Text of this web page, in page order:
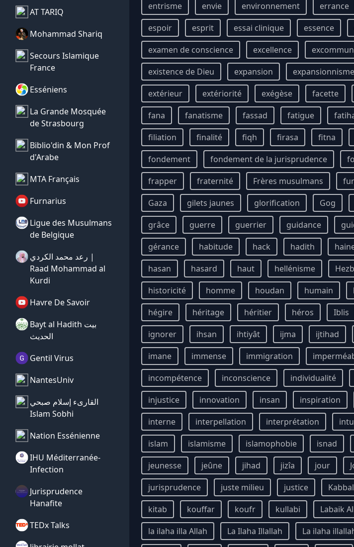
AT TARIQ
Mohammad Shariq
Secours Islamique
France
Esséniens
La Grande Mosquée
de Strasbourg
Biblio'din & Mon Prof
d'Arabe
MTA Français
Furnarius
Ligue des Musulmans
de Belgique
رعد محمد الكردي |
Raad Mohammad al
Kurdi
Havre De Savoir
Bayt al Hadith بيت
الحديث
Gentil Virus
NantesUniv
القارىء إسلام صبحي
Islam Sobhi
Nation Essénienne
IHU Méditerranée-
Infection
Jurisprudence
Hanafite
TEDx Talks
entrisme
envie environnement errance
espoir
esprit essai clinique essence
examen de conscience
excellence
existence de Dieu
expansion expansionnisme
extérieur
extériorité exégèse facette
fana
fanatisme fassad fatigue
filiation
finalité fiqh firasa fitna
fondement
fondement de la jurisprudence
frapper
fraternité Frères musulmans
Gaza
gilets jaunes glorification Gog
grâce
guerre guerrier guidance
gérance
habitude hack hadith
hasan
hasard haut hellénisme
historicité
homme houdan humain
hégire
héritage héritier héros Iblis
ignorer
ihsan ihtiyât ijma ijtihad
imane
immense immigration
incompétence
inconscience individualité
injustice
innovation insan inspiration
interne
interpellation interprétation
islam
islamisme islamophobie isnad
jeunesse
jeûne jihad jizîa jour
jurisprudence
juste milieu justice
kitab
kouffar koufr kullabi Labaik
la ilaha illa Allah
La Ilaha Illallah La ilaha